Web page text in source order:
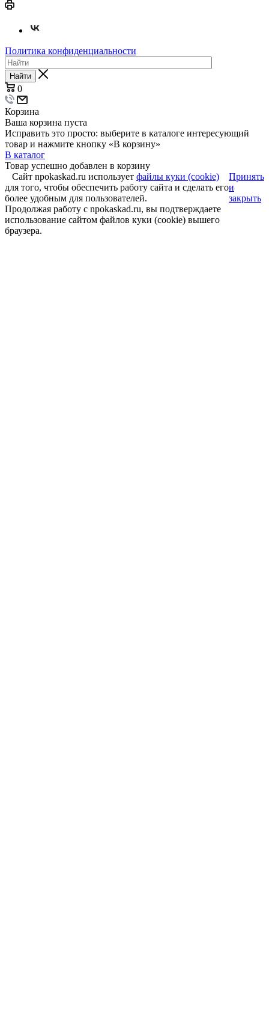
Политика конфиденциальности
Найти
0
Корзина
Ваша корзина пуста
Исправить это просто: выберите в каталоге интересующий
товар и нажмите кнопку «В корзину»
В каталог
Товар успешно добавлен в корзину
Сайт npokaskad.ru использует файлы куки (cookie)
для того, чтобы обеспечить работу сайта и сделать его
более удобным для пользователей.
Продолжая работу с npokaskad.ru, вы подтверждаете
использование сайтом файлов куки (cookie) вышего
браузера.
Принять
и
закрыть